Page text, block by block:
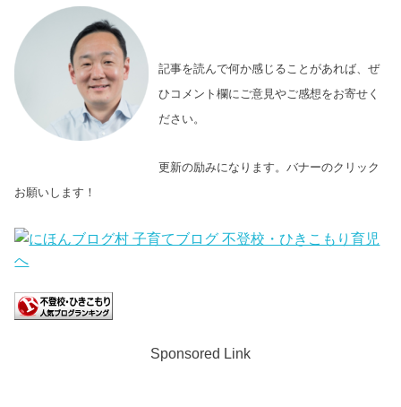
記事を読んで何か感じることがあれば、ぜ
ひコメント欄にご意見やご感想をお寄せく
ださい。
更新の励みになります。バナーのクリック
お願いします！
Sponsored Link